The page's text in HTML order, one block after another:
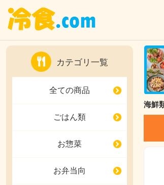
カテゴリ一覧
全ての商品
ごはん類
お惣菜
お弁当向
海鮮